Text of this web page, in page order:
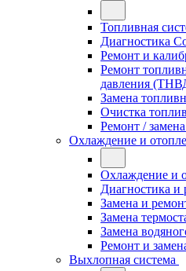
Топливная
Диагностика
Ремонт и
Ремонт
давления
Замена
Очистка
Ремонт /
Охлаждение и
Охлаждение и
Диагностика и
Замена и
Замена
Замена
Ремонт и
Выхлопная система